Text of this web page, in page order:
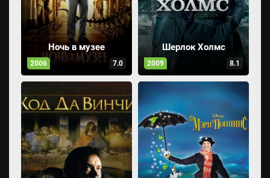
Ночь в музее
2006 7.0
Шерлок Холмс
2009 8.1